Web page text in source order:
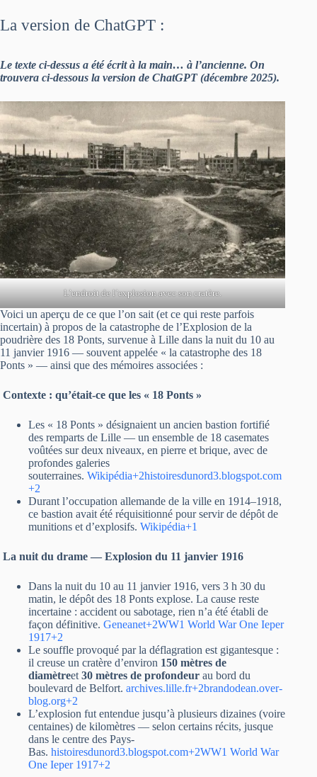
La version de ChatGPT :
Le texte ci-dessus a été écrit à la main… à l’ancienne. On
trouvera ci-dessous la version de ChatGPT (décembre 2025).
L’endroit de l’explosion avec son cratère.
Voici un aperçu de ce que l’on sait (et ce qui reste parfois
incertain) à propos de la catastrophe de l’Explosion de la
poudrière des 18 Ponts, survenue à Lille dans la nuit du 10 au
11 janvier 1916 — souvent appelée « la catastrophe des 18
Ponts » — ainsi que des mémoires associées :
Contexte : qu’était-ce que les « 18 Ponts »
Les « 18 Ponts » désignaient un ancien bastion fortifié
des remparts de Lille — un ensemble de 18 casemates
voûtées sur deux niveaux, en pierre et brique, avec de
profondes galeries
souterraines. Wikipédia+2histoiresdunord3.blogspot.com
+2
Durant l’occupation allemande de la ville en 1914–1918,
ce bastion avait été réquisitionné pour servir de dépôt de
munitions et d’explosifs. Wikipédia+1
La nuit du drame — Explosion du 11 janvier 1916
Dans la nuit du 10 au 11 janvier 1916, vers 3 h 30 du
matin, le dépôt des 18 Ponts explose. La cause reste
incertaine : accident ou sabotage, rien n’a été établi de
façon définitive. Geneanet+2WW1 World War One Ieper
1917+2
Le souffle provoqué par la déflagration est gigantesque :
il creuse un cratère d’environ 150 mètres de
diamètreet 30 mètres de profondeur au bord du
boulevard de Belfort. archives.lille.fr+2brandodean.over-
blog.org+2
L’explosion fut entendue jusqu’à plusieurs dizaines (voire
centaines) de kilomètres — selon certains récits, jusque
dans le centre des Pays-
Bas. histoiresdunord3.blogspot.com+2WW1 World War
One Ieper 1917+2